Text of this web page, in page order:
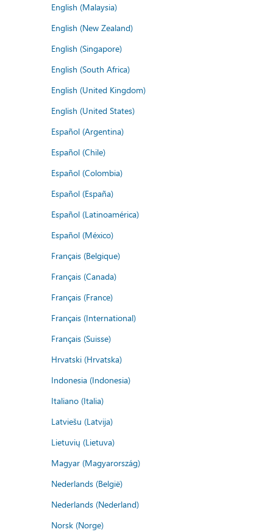
English (Malaysia)
English (New Zealand)
English (Singapore)
English (South Africa)
English (United Kingdom)
English (United States)
Español (Argentina)
Español (Chile)
Español (Colombia)
Español (España)
Español (Latinoamérica)
Español (México)
Français (Belgique)
Français (Canada)
Français (France)
Français (International)
Français (Suisse)
Hrvatski (Hrvatska)
Indonesia (Indonesia)
Italiano (Italia)
Latviešu (Latvija)
Lietuvių (Lietuva)
Magyar (Magyarország)
Nederlands (België)
Nederlands (Nederland)
Norsk (Norge)